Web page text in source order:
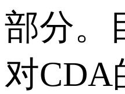
部分。
对CDA